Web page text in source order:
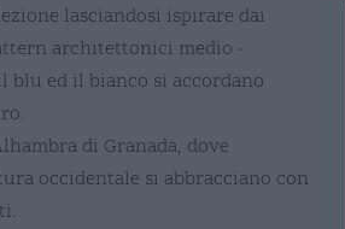
lasciandosi ispirare dai
architettonici medio -
ed il bianco si accordano
di Granada, dove
occidentale si abbracciano con